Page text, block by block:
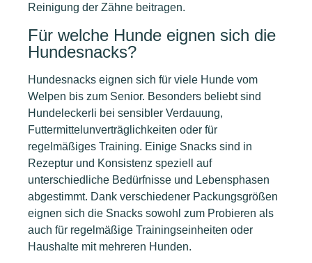
Reinigung der Zähne beitragen.
Für welche Hunde eignen sich die
Hundesnacks?
Hundesnacks eignen sich für viele Hunde vom
Welpen bis zum Senior. Besonders beliebt sind
Hundeleckerli bei sensibler Verdauung,
Futtermittelunverträglichkeiten oder für
regelmäßiges Training. Einige Snacks sind in
Rezeptur und Konsistenz speziell auf
unterschiedliche Bedürfnisse und Lebensphasen
abgestimmt. Dank verschiedener Packungsgrößen
eignen sich die Snacks sowohl zum Probieren als
auch für regelmäßige Trainingseinheiten oder
Haushalte mit mehreren Hunden.